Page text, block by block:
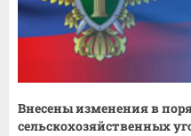
Внесены изменения в
сельскохозяйственных